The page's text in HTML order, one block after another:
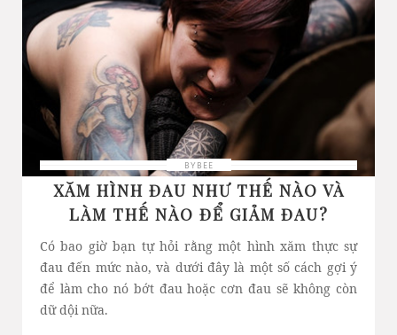
BYBEE
XĂM HÌNH ĐAU NHƯ THẾ NÀO VÀ
LÀM THẾ NÀO ĐỂ GIẢM ĐAU?
Có bao giờ bạn tự hỏi rằng một hình xăm thực sự
đau đến mức nào, và dưới đây là một số cách gợi ý
để làm cho nó bớt đau hoặc cơn đau sẽ không còn
dữ dội nữa.